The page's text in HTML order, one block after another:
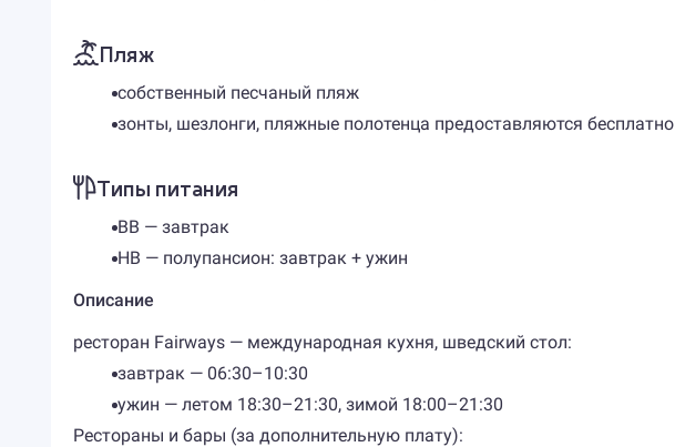
Пляж
собственный песчаный пляж
зонты, шезлонги, пляжные полотенца предоставляются бесплатно
Типы питания
BB — завтрак
HB — полупансион: завтрак + ужин
Описание
ресторан Fairways — международная кухня, шведский стол:
завтрак — 06:30–10:30
ужин — летом 18:30–21:30, зимой 18:00–21:30
Рестораны и бары (за дополнительную плату):